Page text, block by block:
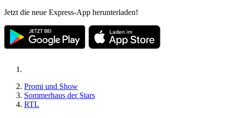
Jetzt die neue Express-App herunterladen!
Promi und Show
Sommerhaus der Stars
RTL